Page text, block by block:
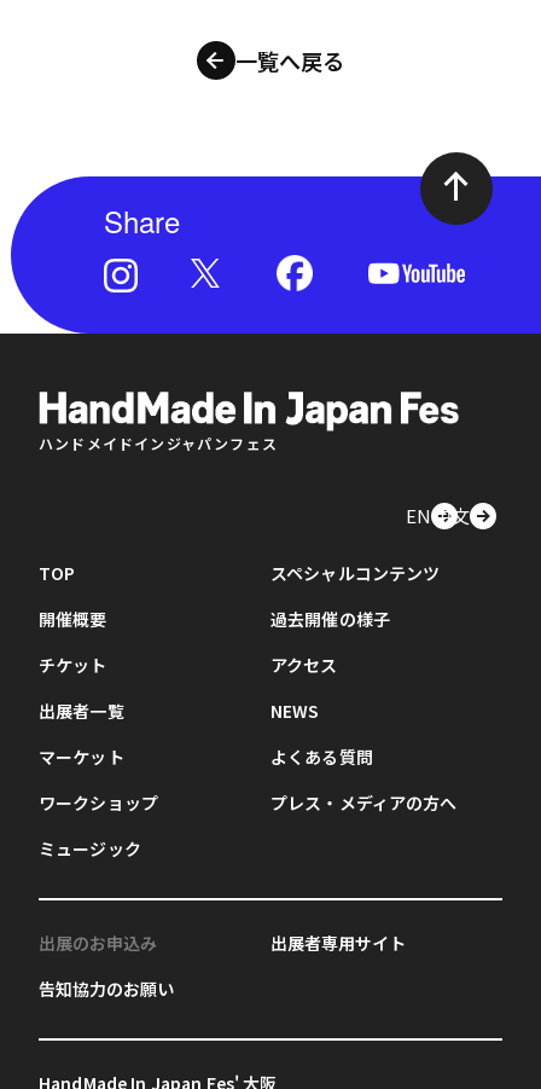
一覧へ戻る
Share
ハンドメイドインジャパンフェス
EN中文
TOP
開催概要
チケット
出展者一覧
マーケット
ワークショップ
ミュージック
スペシャルコンテンツ
過去開催の様子
アクセス
NEWS
よくある質問
プレス・メディアの方へ
出展のお申込み
告知協力のお願い
出展者専用サイト
HandMade In Japan Fes' 大阪